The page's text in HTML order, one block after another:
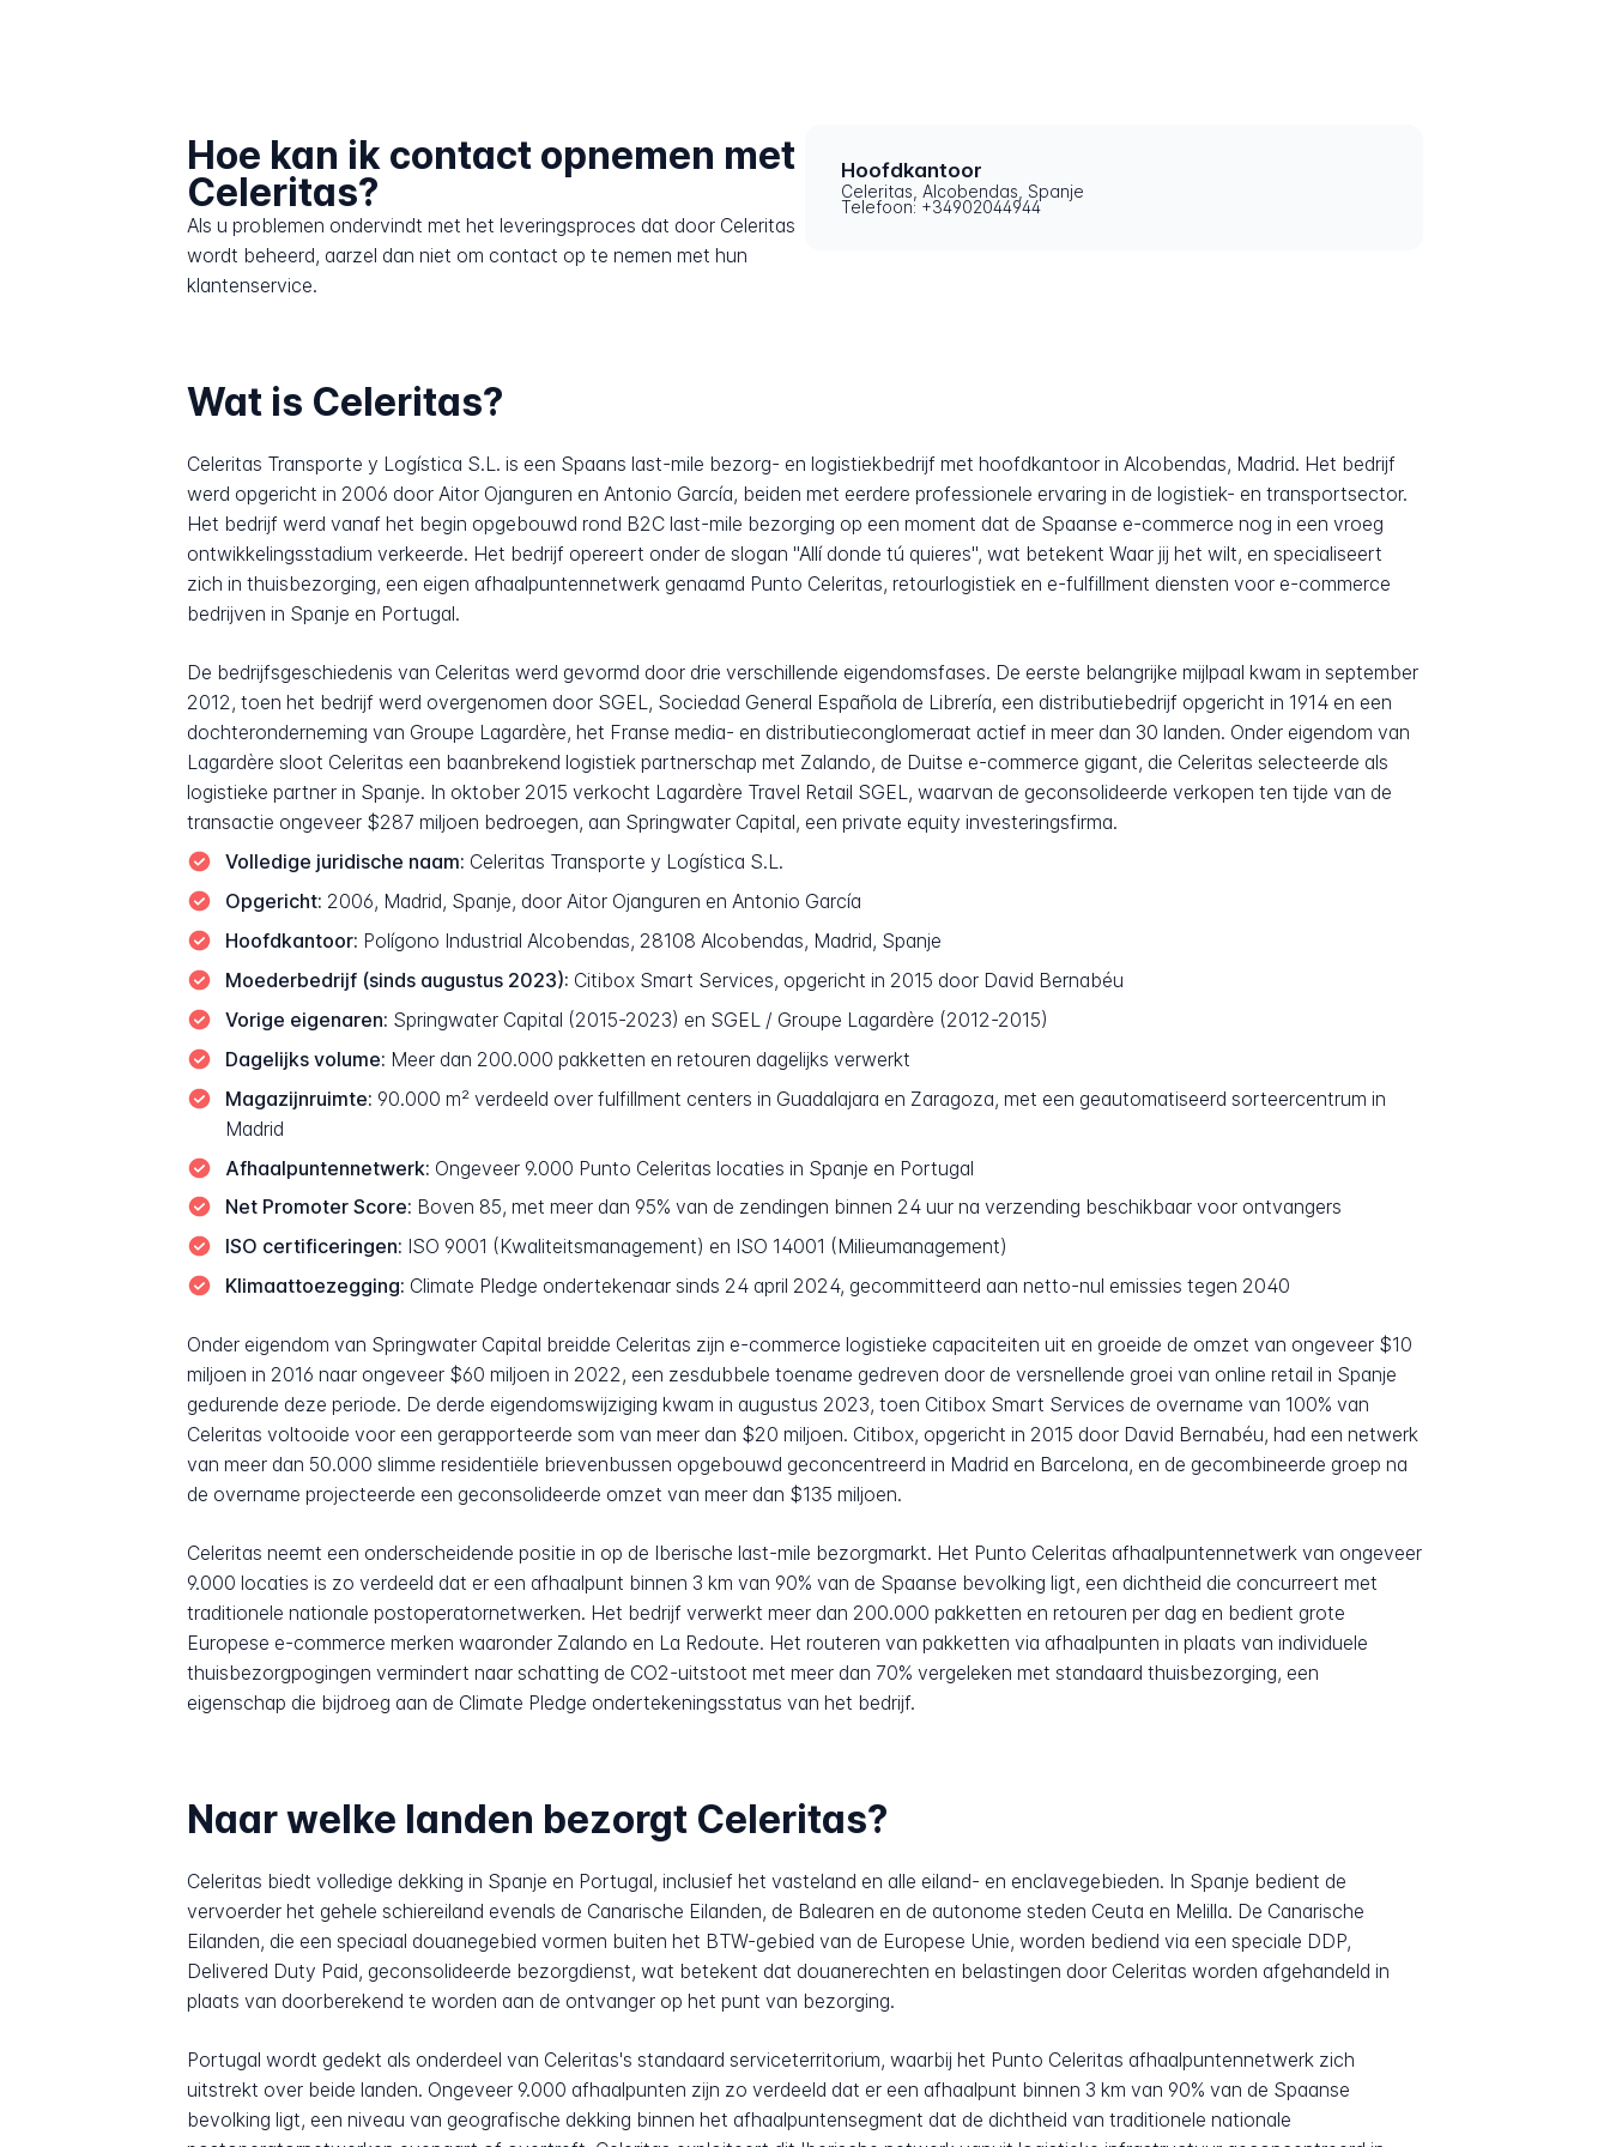
Hoe kan ik contact opnemen met
Celeritas?
Als u problemen ondervindt met het leveringsproces dat door Celeritas
wordt beheerd, aarzel dan niet om contact op te nemen met hun
klantenservice.
Hoofdkantoor
Celeritas, Alcobendas, Spanje
Telefoon: +34902044944
Wat is Celeritas?
Celeritas Transporte y Logística S.L. is een Spaans last-mile bezorg- en logistiekbedrijf met hoofdkantoor in Alcobendas, Madrid. Het bedrijf
werd opgericht in 2006 door Aitor Ojanguren en Antonio García, beiden met eerdere professionele ervaring in de logistiek- en transportsector.
Het bedrijf werd vanaf het begin opgebouwd rond B2C last-mile bezorging op een moment dat de Spaanse e-commerce nog in een vroeg
ontwikkelingsstadium verkeerde. Het bedrijf opereert onder de slogan "Allí donde tú quieres", wat betekent Waar jij het wilt, en specialiseert
zich in thuisbezorging, een eigen afhaalpuntennetwerk genaamd Punto Celeritas, retourlogistiek en e-fulfillment diensten voor e-commerce
bedrijven in Spanje en Portugal.
De bedrijfsgeschiedenis van Celeritas werd gevormd door drie verschillende eigendomsfases. De eerste belangrijke mijlpaal kwam in september
2012, toen het bedrijf werd overgenomen door SGEL, Sociedad General Española de Librería, een distributiebedrijf opgericht in 1914 en een
dochteronderneming van Groupe Lagardère, het Franse media- en distributieconglomeraat actief in meer dan 30 landen. Onder eigendom van
Lagardère sloot Celeritas een baanbrekend logistiek partnerschap met Zalando, de Duitse e-commerce gigant, die Celeritas selecteerde als
logistieke partner in Spanje. In oktober 2015 verkocht Lagardère Travel Retail SGEL, waarvan de geconsolideerde verkopen ten tijde van de
transactie ongeveer $287 miljoen bedroegen, aan Springwater Capital, een private equity investeringsfirma.
Volledige juridische naam: Celeritas Transporte y Logística S.L.
Opgericht: 2006, Madrid, Spanje, door Aitor Ojanguren en Antonio García
Hoofdkantoor: Polígono Industrial Alcobendas, 28108 Alcobendas, Madrid, Spanje
Moederbedrijf (sinds augustus 2023): Citibox Smart Services, opgericht in 2015 door David Bernabéu
Vorige eigenaren: Springwater Capital (2015-2023) en SGEL / Groupe Lagardère (2012-2015)
Dagelijks volume: Meer dan 200.000 pakketten en retouren dagelijks verwerkt
Magazijnruimte: 90.000 m² verdeeld over fulfillment centers in Guadalajara en Zaragoza, met een geautomatiseerd sorteercentrum in
Madrid
Afhaalpuntennetwerk: Ongeveer 9.000 Punto Celeritas locaties in Spanje en Portugal
Net Promoter Score: Boven 85, met meer dan 95% van de zendingen binnen 24 uur na verzending beschikbaar voor ontvangers
ISO certificeringen: ISO 9001 (Kwaliteitsmanagement) en ISO 14001 (Milieumanagement)
Klimaattoezegging: Climate Pledge ondertekenaar sinds 24 april 2024, gecommitteerd aan netto-nul emissies tegen 2040
Onder eigendom van Springwater Capital breidde Celeritas zijn e-commerce logistieke capaciteiten uit en groeide de omzet van ongeveer $10
miljoen in 2016 naar ongeveer $60 miljoen in 2022, een zesdubbele toename gedreven door de versnellende groei van online retail in Spanje
gedurende deze periode. De derde eigendomswijziging kwam in augustus 2023, toen Citibox Smart Services de overname van 100% van
Celeritas voltooide voor een gerapporteerde som van meer dan $20 miljoen. Citibox, opgericht in 2015 door David Bernabéu, had een netwerk
van meer dan 50.000 slimme residentiële brievenbussen opgebouwd geconcentreerd in Madrid en Barcelona, en de gecombineerde groep na
de overname projecteerde een geconsolideerde omzet van meer dan $135 miljoen.
Celeritas neemt een onderscheidende positie in op de Iberische last-mile bezorgmarkt. Het Punto Celeritas afhaalpuntennetwerk van ongeveer
9.000 locaties is zo verdeeld dat er een afhaalpunt binnen 3 km van 90% van de Spaanse bevolking ligt, een dichtheid die concurreert met
traditionele nationale postoperatornetwerken. Het bedrijf verwerkt meer dan 200.000 pakketten en retouren per dag en bedient grote
Europese e-commerce merken waaronder Zalando en La Redoute. Het routeren van pakketten via afhaalpunten in plaats van individuele
thuisbezorgpogingen vermindert naar schatting de CO2-uitstoot met meer dan 70% vergeleken met standaard thuisbezorging, een
eigenschap die bijdroeg aan de Climate Pledge ondertekeningsstatus van het bedrijf.
Naar welke landen bezorgt Celeritas?
Celeritas biedt volledige dekking in Spanje en Portugal, inclusief het vasteland en alle eiland- en enclavegebieden. In Spanje bedient de
vervoerder het gehele schiereiland evenals de Canarische Eilanden, de Balearen en de autonome steden Ceuta en Melilla. De Canarische
Eilanden, die een speciaal douanegebied vormen buiten het BTW-gebied van de Europese Unie, worden bediend via een speciale DDP,
Delivered Duty Paid, geconsolideerde bezorgdienst, wat betekent dat douanerechten en belastingen door Celeritas worden afgehandeld in
plaats van doorberekend te worden aan de ontvanger op het punt van bezorging.
Portugal wordt gedekt als onderdeel van Celeritas's standaard serviceterritorium, waarbij het Punto Celeritas afhaalpuntennetwerk zich
uitstrekt over beide landen. Ongeveer 9.000 afhaalpunten zijn zo verdeeld dat er een afhaalpunt binnen 3 km van 90% van de Spaanse
bevolking ligt, een niveau van geografische dekking binnen het afhaalpuntensegment dat de dichtheid van traditionele nationale